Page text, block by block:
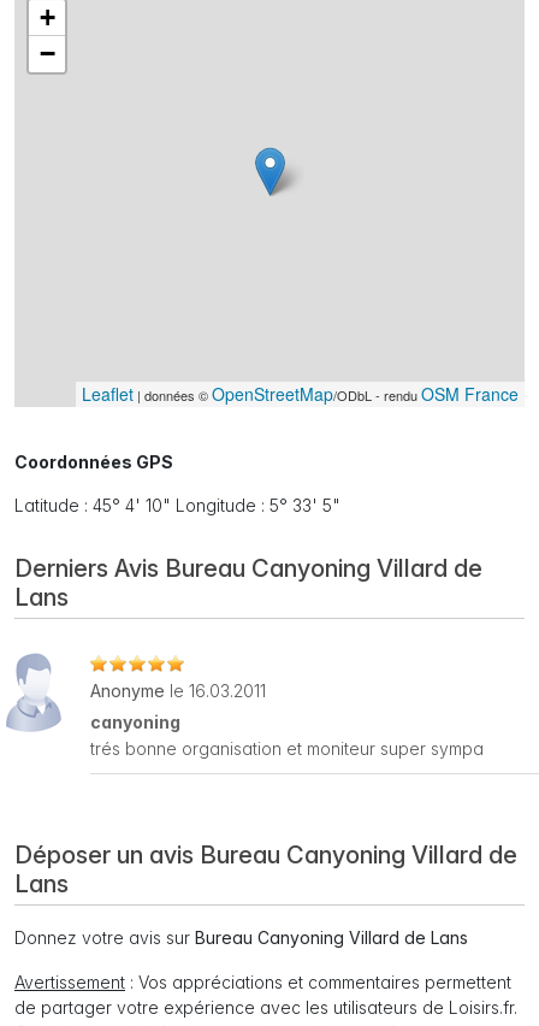
+
−
Leaflet | données ©OpenStreetMap/ODbL - renduOSM France
Coordonnées GPS
Latitude : 45° 4' 10" Longitude : 5° 33' 5"
Derniers Avis Bureau Canyoning Villard de
Lans
Anonyme le 16.03.2011
canyoning
trés bonne organisation et moniteur super sympa
Déposer un avis Bureau Canyoning Villard de
Lans
Donnez votre avis sur Bureau Canyoning Villard de Lans
Avertissement : Vos appréciations et commentaires permettent
de partager votre expérience avec les utilisateurs de Loisirs.fr.